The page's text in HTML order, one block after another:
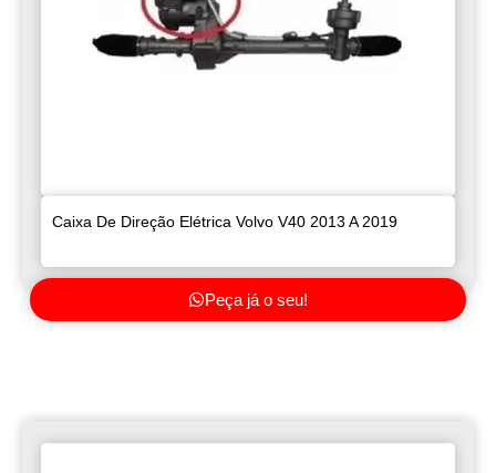
Caixa De Direção Elétrica Volvo V40 2013 A 2019
Peça já o seu!